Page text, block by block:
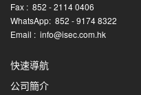
Fax : 852 - 2114 0406
WhatsApp: 852 - 9174 8322
Email : info@isec.com.hk
快速導航
公司簡介